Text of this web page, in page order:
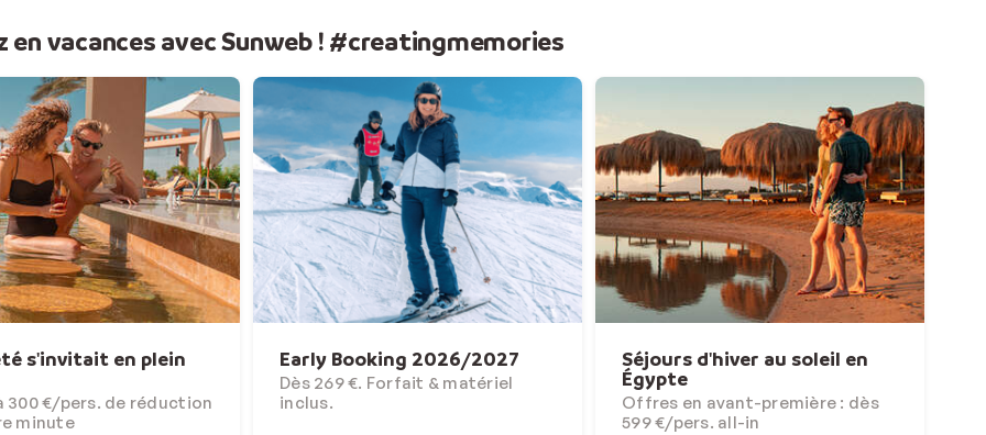
en vacances avec Sunweb ! #creatingmemories
s'invitait en plein
300 €/pers. de réduction
minute
Early Booking 2026/2027
Dès 269 €. Forfait & matériel
inclus.
Séjours d'hiver au soleil en
Égypte
Offres en avant-première : dès
599 €/pers. all-in